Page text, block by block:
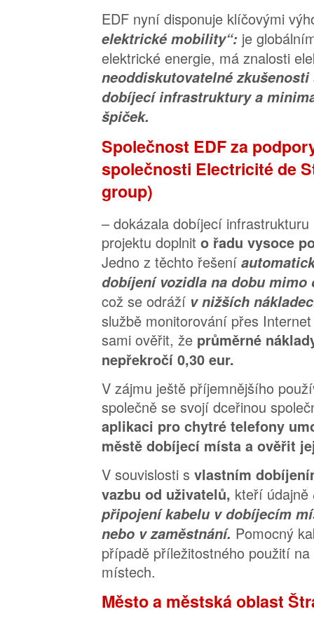
EDF nyní disponuje klíčovými
elektrické mobility“: je
elektrické energie, má znalosti
neoddiskutovatelné
dobíjecí infrastruktury a
špiček.
Společnost EDF za
společnosti Electricité de
group)
– dokázala dobíjecí
projektu doplnit o řadu vysoce
Jedno z těchto řešení
dobíjení vozidla na dobu mimo
což se odráží v nižších
službě monitorování přes
sami ověřit, že průměrné
nepřekročí 0,30 eur.
V zájmu ještě příjemnějšího
společně se svojí dceřinou
aplikaci pro chytré telefony
městě dobíjecí místa a ověřit
V souvislosti s vlastním
vazbu od uživatelů, kteří údajně
připojení kabelu v dobíjecím
nebo v zaměstnání. Pomocný
případě příležitostného použití
místech.
Město a městská oblast